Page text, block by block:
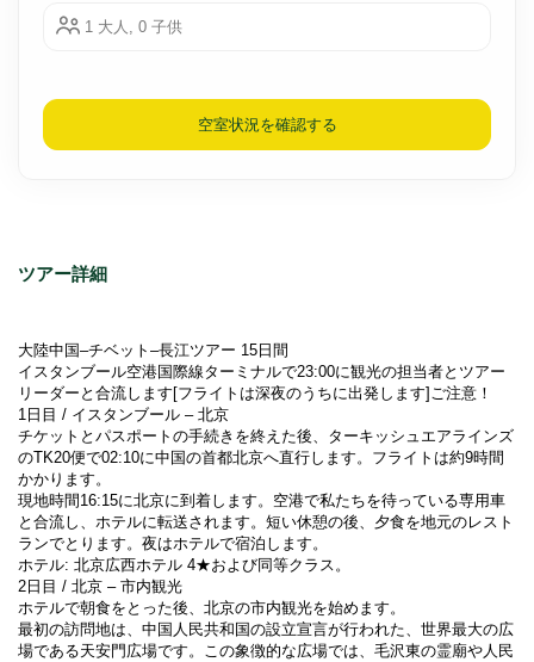
ツアー詳細
大陸中国–チベット–長江ツアー 15日間
イスタンブール空港国際線ターミナルで23:00に観光の担当者とツアー
リーダーと合流します[フライトは深夜のうちに出発します]ご注意！
1日目 / イスタンブール – 北京
チケットとパスポートの手続きを終えた後、ターキッシュエアラインズ
のTK20便で02:10に中国の首都北京へ直行します。フライトは約9時間
かかります。
現地時間16:15に北京に到着します。空港で私たちを待っている専用車
と合流し、ホテルに転送されます。短い休憩の後、夕食を地元のレスト
ランでとります。夜はホテルで宿泊します。
ホテル: 北京広西ホテル 4★および同等クラス。
2日目 / 北京 – 市内観光
ホテルで朝食をとった後、北京の市内観光を始めます。
最初の訪問地は、中国人民共和国の設立宣言が行われた、世界最大の広
場である天安門広場です。この象徴的な広場では、毛沢東の霊廟や人民
1 大人, 0 子供
空室状況を確認する